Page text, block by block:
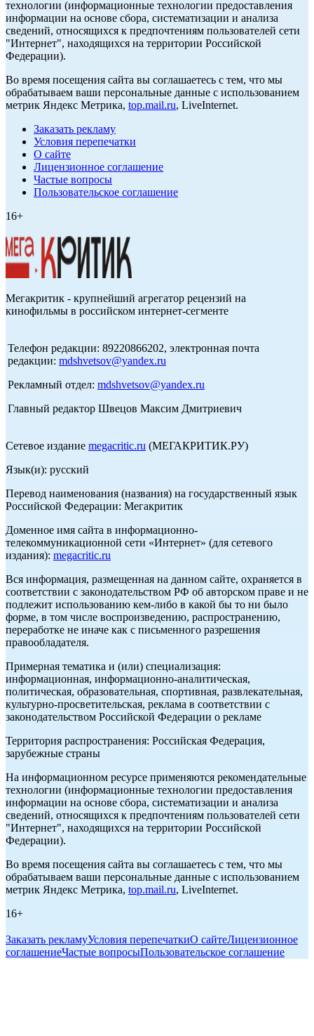
технологии (информационные технологии предоставления
информации на основе сбора, систематизации и анализа
сведений, относящихся к предпочтениям пользователей сети
"Интернет", находящихся на территории Российской
Федерации).
Во время посещения сайта вы соглашаетесь с тем, что мы
обрабатываем ваши персональные данные с использованием
метрик Яндекс Метрика, top.mail.ru, LiveInternet.
Заказать рекламу
Условия перепечатки
О сайте
Лицензионное соглашение
Частые вопросы
Пользовательское соглашение
16+
Мегакритик - крупнейший агрегатор рецензий на
кинофильмы в российском интернет-сегменте
Телефон редакции: 89220866202, электронная почта
редакции: mdshvetsov@yandex.ru
Рекламный отдел: mdshvetsov@yandex.ru
Главный редактор Швецов Максим Дмитриевич
Сетевое издание megacritic.ru (МЕГАКРИТИК.РУ)
Язык(и): русский
Перевод наименования (названия) на государственный язык
Российской Федерации: Мегакритик
Доменное имя сайта в информационно-
телекоммуникационной сети «Интернет» (для сетевого
издания): megacritic.ru
Вся информация, размещенная на данном сайте, охраняется в
соответствии с законодательством РФ об авторском праве и не
подлежит использованию кем-либо в какой бы то ни было
форме, в том числе воспроизведению, распространению,
переработке не иначе как с письменного разрешения
правообладателя.
Примерная тематика и (или) специализация:
информационная, информационно-аналитическая,
политическая, образовательная, спортивная, развлекательная,
культурно-просветительская, реклама в соответствии с
законодательством Российской Федерации о рекламе
Территория распространения: Российская Федерация,
зарубежные страны
На информационном ресурсе применяются рекомендательные
технологии (информационные технологии предоставления
информации на основе сбора, систематизации и анализа
сведений, относящихся к предпочтениям пользователей сети
"Интернет", находящихся на территории Российской
Федерации).
Во время посещения сайта вы соглашаетесь с тем, что мы
обрабатываем ваши персональные данные с использованием
метрик Яндекс Метрика, top.mail.ru, LiveInternet.
16+
Заказать рекламуУсловия перепечаткиО сайтеЛицензионное
соглашениеЧастые вопросыПользовательское соглашение